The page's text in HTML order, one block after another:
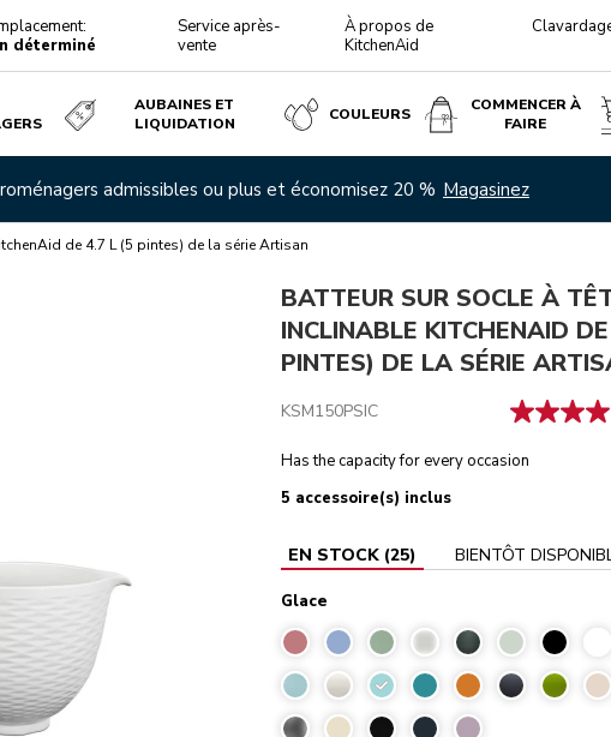
déterminé
Service après-
vente
À propos de
KitchenAid
AUBAINES ET
LIQUIDATION
COULEURS
COMMENCER À
FAIRE
admissibles ou plus et économisez 20 % Magasinez
de 4.7 L (5 pintes) de la série Artisan
Avis
Glace
BATTEUR SUR SOCLE À
INCLINABLE KITCHENAID
PINTES) DE LA SÉRIE
KSM150PSIC
Has the capacity for every occasion
5 accessoire(s) inclus
EN STOCK(25) BIENTÔT
Glace
Glace